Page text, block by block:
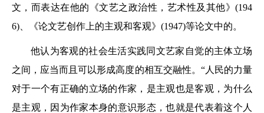
文，而表达在他的《文艺之政治性，艺术性及其他》(194
6)、《论文艺创作上的主观和客观》(1947)等论文中的。
他认为客观的社会生活实践同文艺家自觉的主体立场
之间，应当而且可以形成高度的相互交融性。“人民的力量
对于一个有正确的立场的作家，是主观也是客观，为什么
是主观，因为作家本身的意识形态，也就是代表着这个人